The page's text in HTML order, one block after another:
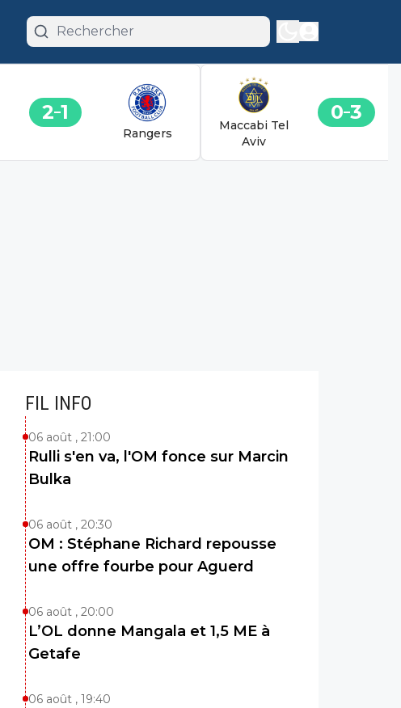
2 1
Rangers
Maccabi Tel
Aviv
0 3
FIL INFO
06 août , 21:00
Rulli s'en va, l'OM fonce sur Marcin
Bulka
06 août , 20:30
OM : Stéphane Richard repousse
une offre fourbe pour Aguerd
06 août , 20:00
L’OL donne Mangala et 1,5 ME à
Getafe
06 août , 19:40